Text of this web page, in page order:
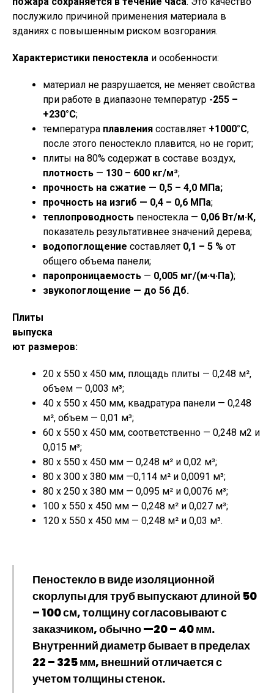
послужило причиной применения материала в
зданиях с повышенным риском возгорания.
Характеристики пеностекла и особенности:
материал не разрушается, не меняет свойства
при работе в диапазоне температур -255 –
+230°С;
температура плавления составляет +1000°С,
после этого пеностекло плавится, но не горит;
плиты на 80% содержат в составе воздух,
плотность — 130 – 600 кг/м³;
прочность на сжатие — 0,5 – 4,0 МПа;
прочность на изгиб — 0,4 – 0,6 МПа;
теплопроводность пеностекла — 0,06 Вт/м·К,
показатель результативнее значений дерева;
водопоглощение составляет 0,1 – 5 % от
общего объема панели;
паропроницаемость — 0,005 мг/(м·ч·Па);
звукопоглощение — до 56 Дб.
Плиты
выпуска
ют размеров:
20 х 550 х 450 мм, площадь плиты — 0,248 м²,
объем — 0,003 м³;
40 х 550 х 450 мм, квадратура панели — 0,248
м², объем — 0,01 м³;
60 х 550 х 450 мм, соответственно — 0,248 м2 и
0,015 м³;
80 х 550 х 450 мм — 0,248 м² и 0,02 м³;
80 х 300 х 380 мм —0,114 м² и 0,0091 м³;
80 х 250 х 380 мм — 0,095 м² и 0,0076 м³;
100 х 550 х 450 мм — 0,248 м² и 0,027 м³;
120 х 550 х 450 мм — 0,248 м² и 0,03 м³.
Пеностекло в виде изоляционной
скорлупы для труб выпускают длиной 50
– 100 см, толщину согласовывают с
заказчиком, обычно —20 – 40 мм.
Внутренний диаметр бывает в пределах
22 – 325 мм, внешний отличается с
учетом толщины стенок.